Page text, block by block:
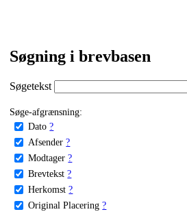
Søgning i brevbasen
Søgetekst
Søge-afgrænsning:
Dato ?
Afsender ?
Modtager ?
Brevtekst ?
Herkomst ?
Original Placering ?